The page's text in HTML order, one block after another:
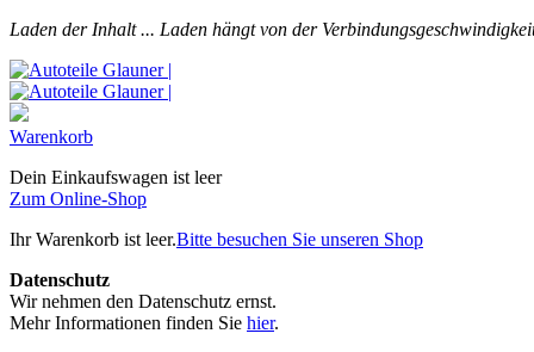
Laden der Inhalt ... Laden hängt von der
Warenkorb
Dein Einkaufswagen ist leer
Zum Online-Shop
Ihr Warenkorb ist leer.Bitte besuchen Sie unseren Shop
Datenschutz
Wir nehmen den Datenschutz ernst.
Mehr Informationen finden Sie hier.